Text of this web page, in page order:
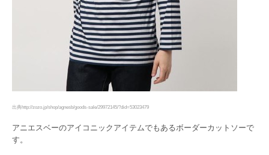
出典http://zozo.jp/shop/agnesb/goods-sale/29972145/?did=53023479
アニエスベーのアイコニックアイテムでもあるボーダーカットソーで
す。